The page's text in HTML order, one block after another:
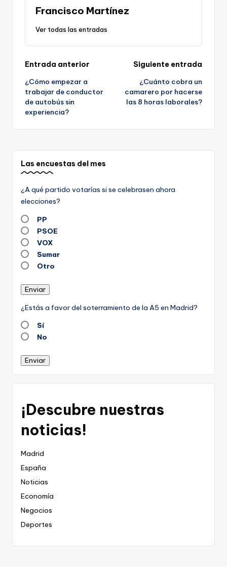
Francisco Martínez
Ver todas las entradas
Navegación
de
entradas
Entrada anterior
¿Cómo empezar a
trabajar de conductor
de autobús sin
experiencia?
Siguiente entrada
¿Cuánto cobra un
camarero por hacerse
las 8 horas laborales?
Las encuestas del mes
¿A qué partido votarías si se celebrasen ahora
elecciones?
PP
PSOE
VOX
Sumar
Otro
Enviar
¿Estás a favor del soterramiento de la A5 en Madrid?
Sí
No
Enviar
¡Descubre nuestras
noticias!
Madrid
España
Noticias
Economía
Negocios
Deportes